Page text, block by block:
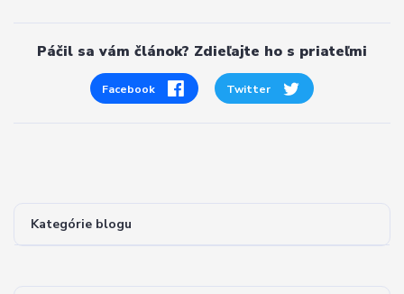
Kategórie blogu
Páčil sa vám článok? Zdieľajte ho s priateľmi
Facebook Twitter